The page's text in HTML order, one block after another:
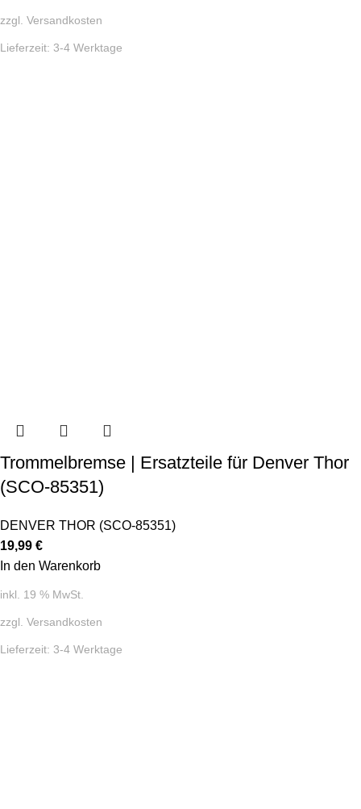
zzgl. Versandkosten
Lieferzeit: 3-4 Werktage
Trommelbremse | Ersatzteile für Denver Thor
(SCO-85351)
DENVER THOR (SCO-85351)
19,99 €
In den Warenkorb
inkl. 19 % MwSt.
zzgl. Versandkosten
Lieferzeit: 3-4 Werktage